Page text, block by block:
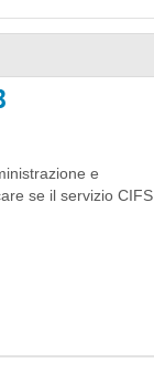
e
se il servizio CIFS